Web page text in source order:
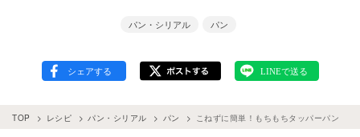
パン・シリアル パン
TOP レシピ パン・シリアル パン こねずに簡単！もちもちタッパーパン